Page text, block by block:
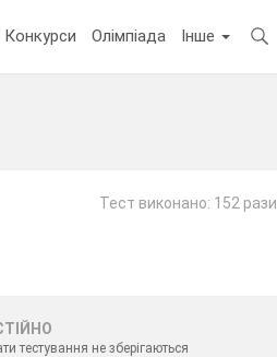
Конкурси Олімпіада Інше
Тест виконано: 152 рази
тестування не зберігаються